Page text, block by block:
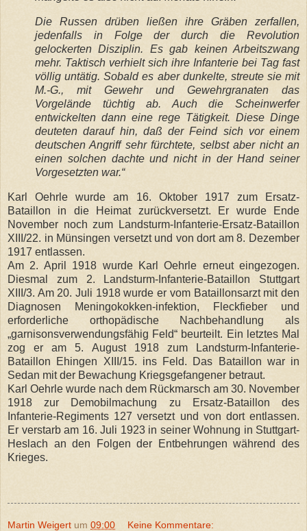
Die Russen drüben ließen ihre Gräben zerfallen,
jedenfalls in Folge der durch die Revolution
gelockerten Disziplin. Es gab keinen Arbeitszwang
mehr. Taktisch verhielt sich ihre Infanterie bei Tag fast
völlig untätig. Sobald es aber dunkelte, streute sie mit
M.-G., mit Gewehr und Gewehrgranaten das
Vorgelände tüchtig ab. Auch die Scheinwerfer
entwickelten dann eine rege Tätigkeit. Diese Dinge
deuteten darauf hin, daß der Feind sich vor einem
deutschen Angriff sehr fürchtete, selbst aber nicht an
einen solchen dachte und nicht in der Hand seiner
Vorgesetzten war.“
Karl Oehrle wurde am 16. Oktober 1917 zum Ersatz-
Bataillon in die Heimat zurückversetzt. Er wurde Ende
November noch zum Landsturm-Infanterie-Ersatz-Bataillon
XIII/22. in Münsingen versetzt und von dort am 8. Dezember
1917 entlassen.
Am 2. April 1918 wurde Karl Oehrle erneut eingezogen.
Diesmal zum 2. Landsturm-Infanterie-Bataillon Stuttgart
XIII/3. Am 20. Juli 1918 wurde er vom Bataillonsarzt mit den
Diagnosen Meningokokken-infektion, Fleckfieber und
erforderliche orthopädische Nachbehandlung als
„garnisonsverwendungsfähig Feld“ beurteilt. Ein letztes Mal
zog er am 5. August 1918 zum Landsturm-Infanterie-
Bataillon Ehingen XIII/15. ins Feld. Das Bataillon war in
Sedan mit der Bewachung Kriegsgefangener betraut.
Karl Oehrle wurde nach dem Rückmarsch am 30. November
1918 zur Demobilmachung zu Ersatz-Bataillon des
Infanterie-Regiments 127 versetzt und von dort entlassen.
Er verstarb am 16. Juli 1923 in seiner Wohnung in Stuttgart-
Heslach an den Folgen der Entbehrungen während des
Krieges.
Martin Weigert um 09:00 Keine Kommentare: